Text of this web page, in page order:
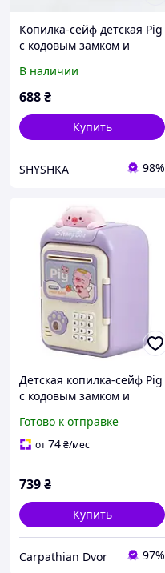
Копилка-сейф детская Pig
с кодовым замком и
фиолетовом цвете
В наличии
688₴
Купить
SHYSHKA 98%
Детская копилка-сейф Pig
с кодовым замком и
Готово к отправке
от74₴/мес
739₴
Купить
Carpathian Dvor 97%